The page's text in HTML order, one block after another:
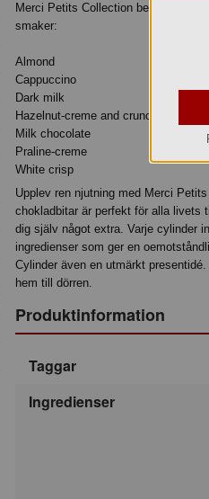
Merci Petits Collection består av ca
smaker:
Almond
Cappuccino
Dark milk
Hazelnut-creme and crunch
Milk chocolate
Praline-creme
White crisp
Upplev ren njutning med Merci
chokladbitar är perfekt för alla livets
dig själv något extra. Varje cylinder
ingredienser som ger en
Cylinder även en utmärkt
hem till dörren.
Produktinformation
Taggar
Ingredienser